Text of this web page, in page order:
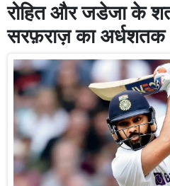
रोहित और जडेजा के
सरफ़राज़ का अर्धशतक